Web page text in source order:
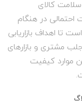
کالای
احتمالی در هنگام
تا اهداف بازاریابی
مشتری و بازارهای
موارد کیفیت